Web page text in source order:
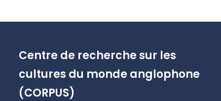
Centre de recherche sur les
cultures du monde anglophone
(CORPUS)